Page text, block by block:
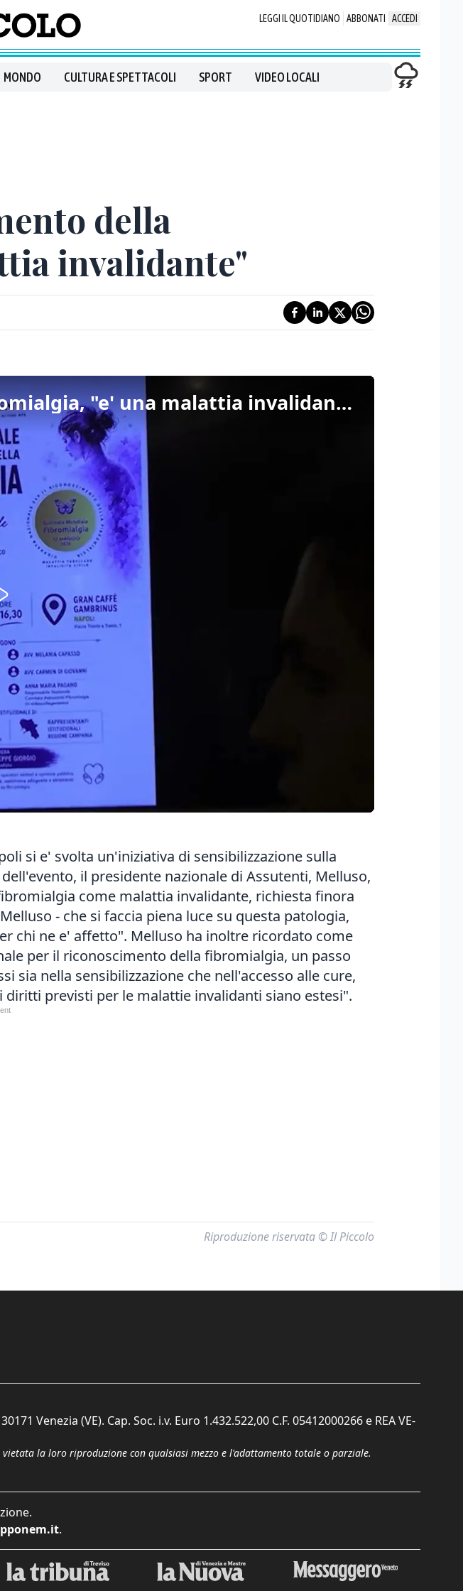
LEGGI IL QUOTIDIANO ABBONATI ACCEDI
MONDO CULTURA E SPETTACOLI SPORT VIDEO LOCALI
della
invalidante"
Giornata per il riconoscimento della fibromialgia, "e' una malattia invalidante"
si e' svolta un'iniziativa di sensibilizzazione sulla
il presidente nazionale di Assutenti, Melluso,
come malattia invalidante, richiesta finora
- che si faccia piena luce su questa patologia,
chi ne e' affetto". Melluso ha inoltre ricordato come
per il riconoscimento della fibromialgia, un passo
nella sensibilizzazione che nell'accesso alle cure,
previsti per le malattie invalidanti siano estesi".
Riproduzione riservata © Il Piccolo
Venezia (VE). Cap. Soc. i.v. Euro 1.432.522,00 C.F. 05412000266 e REA VE-
la loro riproduzione con qualsiasi mezzo e l'adattamento totale o parziale.
.